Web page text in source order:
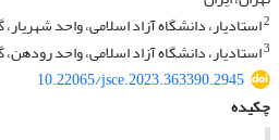
2استادیار، دانشگاه آزاد اسلامی، واحد
3استادیار، دانشگاه آزاد اسلامی، واحد
10.22065/jsce.2023.363390.2945
چکیده